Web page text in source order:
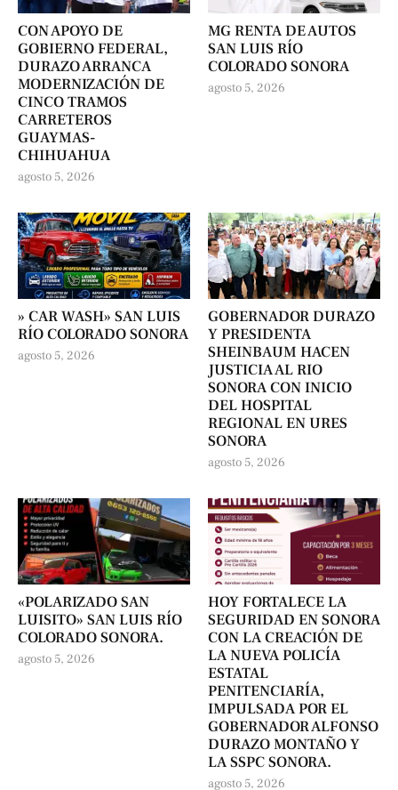
CON APOYO DE
GOBIERNO FEDERAL,
DURAZO ARRANCA
MODERNIZACIÓN DE
CINCO TRAMOS
CARRETEROS
GUAYMAS-
CHIHUAHUA
agosto 5, 2026
MG RENTA DE AUTOS
SAN LUIS RÍO
COLORADO SONORA
agosto 5, 2026
» CAR WASH» SAN LUIS
RÍO COLORADO SONORA
agosto 5, 2026
GOBERNADOR DURAZO
Y PRESIDENTA
SHEINBAUM HACEN
JUSTICIA AL RIO
SONORA CON INICIO
DEL HOSPITAL
REGIONAL EN URES
SONORA
agosto 5, 2026
«POLARIZADO SAN
LUISITO» SAN LUIS RÍO
COLORADO SONORA.
agosto 5, 2026
HOY FORTALECE LA
SEGURIDAD EN SONORA
CON LA CREACIÓN DE
LA NUEVA POLICÍA
ESTATAL
PENITENCIARÍA,
IMPULSADA POR EL
GOBERNADOR ALFONSO
DURAZO MONTAÑO Y
LA SSPC SONORA.
agosto 5, 2026